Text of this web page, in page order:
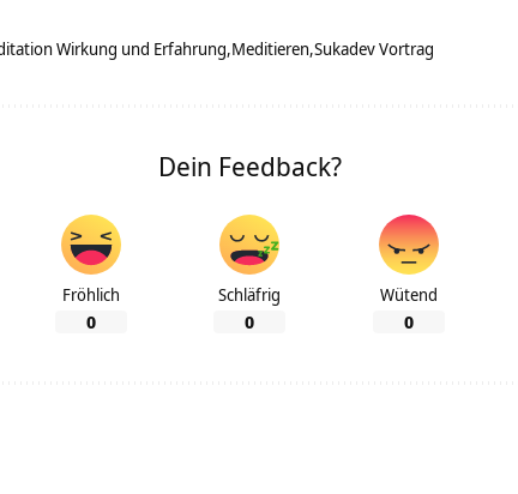
Wirkung und Erfahrung Meditieren Sukadev Vortrag
Dein Feedback?
Fröhlich
0
Schläfrig
0
Wütend
0